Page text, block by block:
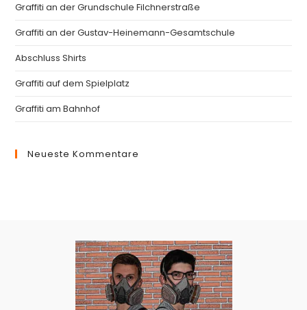
Graffiti an der Grundschule Filchnerstraße
Graffiti an der Gustav-Heinemann-Gesamtschule
Abschluss Shirts
Graffiti auf dem Spielplatz
Graffiti am Bahnhof
Neueste Kommentare